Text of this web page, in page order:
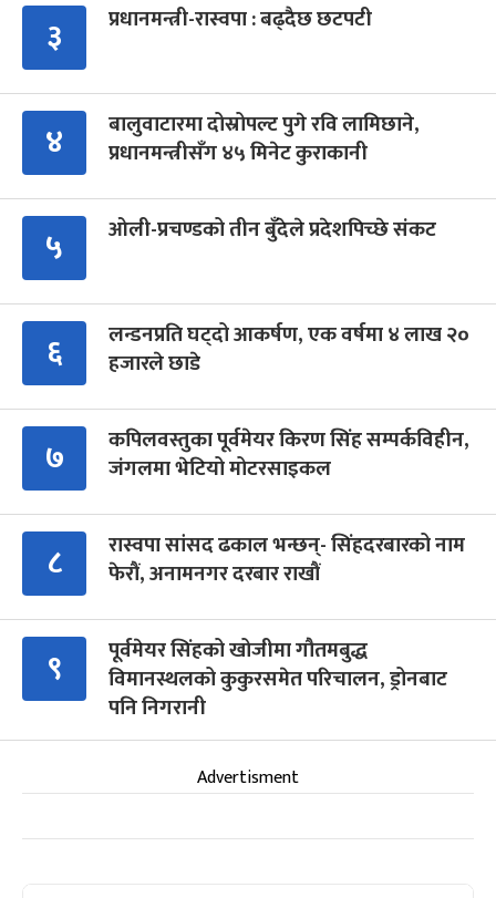
३ प्रधानमन्त्री-रास्वपा : बढ्दैछ छटपटी
४
बालुवाटारमा दोस्रोपल्ट पुगे रवि लामिछाने,
प्रधानमन्त्रीसँग ४५ मिनेट कुराकानी
५ ओली-प्रचण्डको तीन बुँदेले प्रदेशपिच्छे संकट
६
लन्डनप्रति घट्दो आकर्षण, एक वर्षमा ४ लाख २०
हजारले छाडे
७
कपिलवस्तुका पूर्वमेयर किरण सिंह सम्पर्कविहीन,
जंगलमा भेटियो मोटरसाइकल
८
रास्वपा सांसद ढकाल भन्छन्- सिंहदरबारको नाम
फेरौं, अनामनगर दरबार राखौं
९
पूर्वमेयर सिंहको खोजीमा गौतमबुद्ध
विमानस्थलको कुकुरसमेत परिचालन, ड्रोनबाट
पनि निगरानी
Advertisment